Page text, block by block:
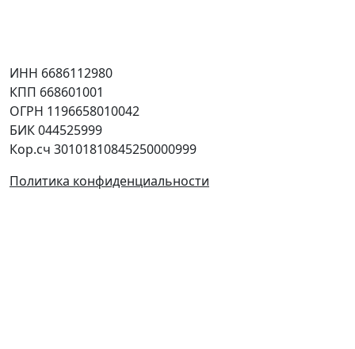
ИНН 6686112980
КПП 668601001
ОГРН 1196658010042
БИК 044525999
Кор.сч 30101810845250000999
Политика конфиденциальности